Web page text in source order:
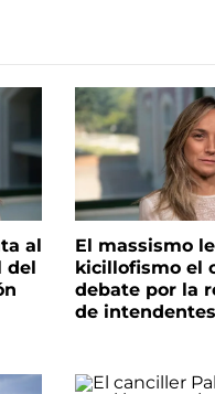
al
del
El massismo
kicillofismo el
debate por la
de intendentes